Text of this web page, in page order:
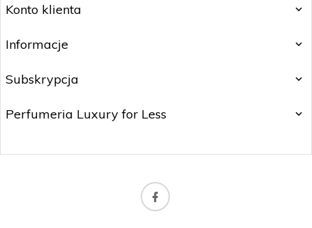
Konto klienta
Informacje
Subskrypcja
Perfumeria Luxury for Less